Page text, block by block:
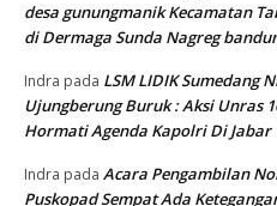
desa gunungmanik Kecamatan
di Dermaga Sunda Nagreg
Indra pada LSM LIDIK Sumedang
Ujungberung Buruk : Aksi Unras
Hormati Agenda Kapolri Di Jabar
Indra pada Acara Pengambilan
Puskopad Sempat Ada